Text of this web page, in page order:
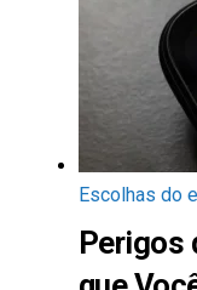
Escolhas do
Perigos